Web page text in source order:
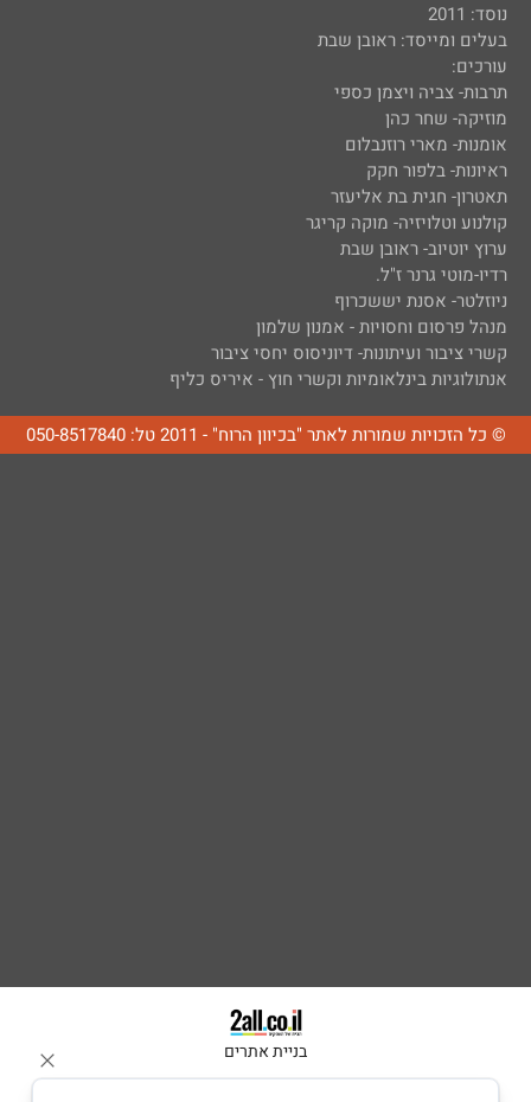
נוסד: 2011
בעלים ומייסד: ראובן שבת
עורכים:
תרבות- צביה ויצמן כספי
מוזיקה- שחר כהן
אומנות- מארי רוזנבלום
ראיונות- בלפור חקק
תאטרון- חגית בת אליעזר
קולנוע וטלויזיה- מוקה קריגר
ערוץ יוטיוב- ראובן שבת
רדיו-מוטי גרנר ז"ל.
ניוזלטר- אסנת יששכרוף
מנהל פרסום וחסויות - אמנון שלמון
קשרי ציבור ועיתונות- דיוניסוס יחסי ציבור
אנתולוגיות בינלאומיות וקשרי חוץ - איריס כליף
© כל הזכויות שמורות לאתר "בכיוון הרוח" - 2011 טל: 050-8517840
בניית אתרים